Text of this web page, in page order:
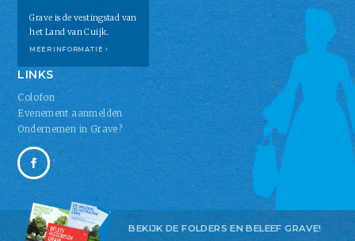
Grave is de vestingstad van
het Land van Cuijk.
MEER INFORMATIE ›
LINKS
Colofon
Evenement aanmelden
Ondernemen in Grave?
BEKIJK DE FOLDERS EN BELEEF GRAVE!